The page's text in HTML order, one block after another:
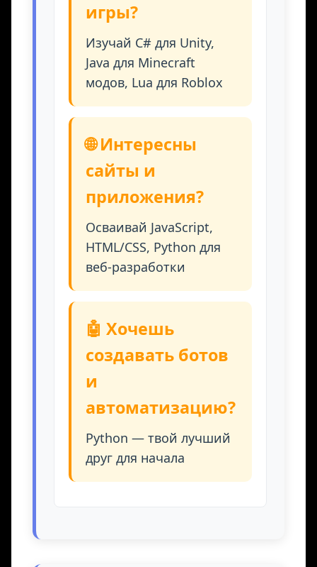
игры?
Изучай C# для Unity,
Java для Minecraft
модов, Lua для Roblox
🌐 Интересны
сайты и
приложения?
Осваивай JavaScript,
HTML/CSS, Python для
веб-разработки
🤖 Хочешь
создавать ботов
и
автоматизацию?
Python — твой лучший
друг для начала